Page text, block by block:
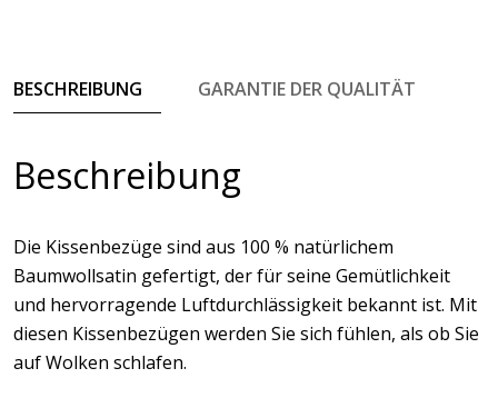
BESCHREIBUNG GARANTIE DER QUALITÄT
Beschreibung
Die Kissenbezüge sind aus 100 % natürlichem
Baumwollsatin gefertigt, der für seine Gemütlichkeit
und hervorragende Luftdurchlässigkeit bekannt ist. Mit
diesen Kissenbezügen werden Sie sich fühlen, als ob Sie
auf Wolken schlafen.